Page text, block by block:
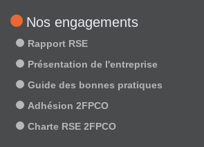
Nos engagements
Rapport RSE
Présentation de l'entreprise
Guide des bonnes pratiques
Adhésion 2FPCO
Charte RSE 2FPCO